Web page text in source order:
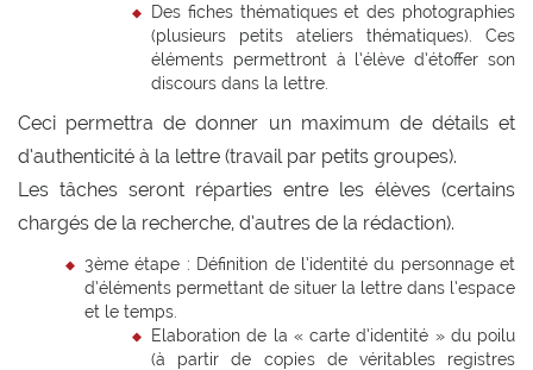
Des fiches thématiques et des photographies
(plusieurs petits ateliers thématiques). Ces
éléments permettront à l’élève d’étoffer son
discours dans la lettre.
Ceci permettra de donner un maximum de détails et
d’authenticité à la lettre (travail par petits groupes).
Les tâches seront réparties entre les élèves (certains
chargés de la recherche, d’autres de la rédaction).
3ème étape : Définition de l’identité du personnage et
d’éléments permettant de situer la lettre dans l’espace
et le temps.
Elaboration de la « carte d’identité » du poilu
(à partir de copies de véritables registres